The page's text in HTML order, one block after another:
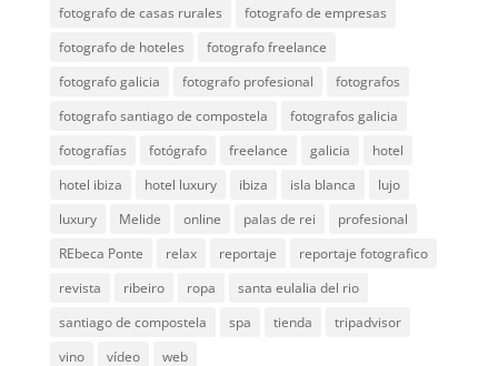
fotografo de casas rurales
fotografo de empresas
fotografo de hoteles
fotografo freelance
fotografo galicia
fotografo profesional
fotografos
fotografo santiago de compostela
fotografos galicia
fotografías
fotógrafo freelance galicia
hotel
hotel ibiza
hotel luxury ibiza isla blanca
lujo
luxury
Melide online palas de rei
profesional
REbeca Ponte
relax reportaje
reportaje fotografico
revista
ribeiro ropa
santa eulalia del rio
santiago de compostela
spa tienda
tripadvisor
vino
vídeo web